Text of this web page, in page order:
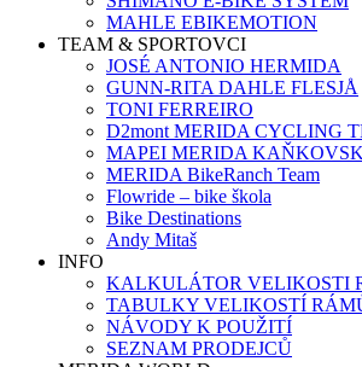
MAHLE EBIKEMOTION
TEAM & SPORTOVCI
JOSÉ ANTONIO HERMIDA
GUNN-RITA DAHLE FLESJÅ
TONI FERREIRO
D2mont MERIDA CYCLING
MAPEI MERIDA
MERIDA BikeRanch Team
Flowride – bike škola
Bike Destinations
Andy Mitaš
INFO
KALKULÁTOR VELIKOSTI
TABULKY VELIKOSTÍ
NÁVODY K POUŽITÍ
SEZNAM PRODEJCŮ